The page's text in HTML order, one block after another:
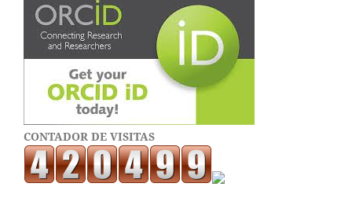
CONTADOR DE VISITAS